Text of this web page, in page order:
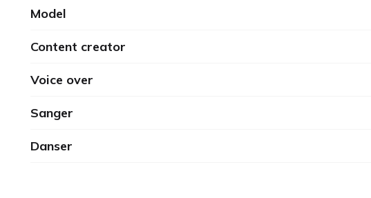
Model
Content creator
Voice over
Sanger
Danser